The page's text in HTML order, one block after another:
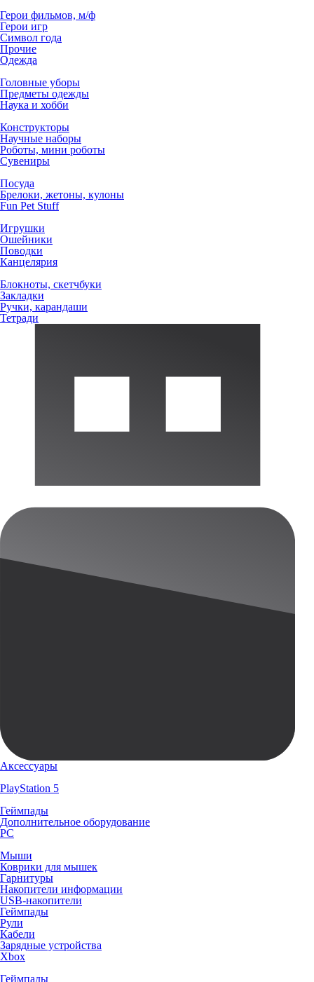
Герои фильмов, м/ф
Герои игр
Символ года
Прочие
Одежда
Головные уборы
Предметы одежды
Наука и хобби
Конструкторы
Научные наборы
Роботы, мини роботы
Сувениры
Посуда
Брелоки, жетоны, кулоны
Fun Pet Stuff
Игрушки
Ошейники
Поводки
Канцелярия
Блокноты, скетчбуки
Закладки
Ручки, карандаши
Тетради
Аксессуары
PlayStation 5
Геймпады
Дополнительное оборудование
PC
Мыши
Коврики для мышек
Гарнитуры
Накопители информации
USB-накопители
Геймпады
Рули
Кабели
Зарядные устройства
Xbox
Геймпады